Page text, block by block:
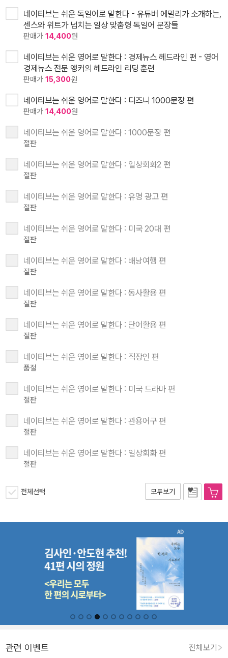
네이티브는 쉬운 독일어로 말한다 - 유튜버 에밀리가 소개하는,
센스와 위트가 넘치는 일상 맞춤형 독일어 문장들
판매가 14,400원
네이티브는 쉬운 영어로 말한다 : 경제뉴스 헤드라인 편 - 영어
경제뉴스 전문 앵커의 헤드라인 리딩 훈련
판매가 15,300원
네이티브는 쉬운 영어로 말한다 : 디즈니 1000문장 편
판매가 14,400원
네이티브는 쉬운 영어로 말한다 : 1000문장 편
절판
네이티브는 쉬운 영어로 말한다 : 일상회화2 편
절판
네이티브는 쉬운 영어로 말한다 : 유명 광고 편
절판
네이티브는 쉬운 영어로 말한다 : 미국 20대 편
절판
네이티브는 쉬운 영어로 말한다 : 배낭여행 편
절판
네이티브는 쉬운 영어로 말한다 : 동사활용 편
절판
네이티브는 쉬운 영어로 말한다 : 단어활용 편
절판
네이티브는 쉬운 영어로 말한다 : 직장인 편
품절
네이티브는 쉬운 영어로 말한다 : 미국 드라마 편
절판
네이티브는 쉬운 영어로 말한다 : 관용어구 편
절판
네이티브는 쉬운 영어로 말한다 : 일상회화 편
절판
전체선택 모두보기
관련 이벤트 전체보기